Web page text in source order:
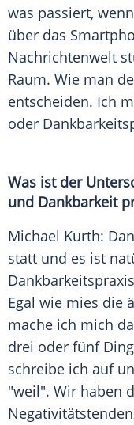
was passiert,
über das
Nachrichtenwelt
Raum. Wie man
entscheiden. Ich
oder
Was ist der
und Dankbarkeit
Michael Kurth:
statt und es ist
Egal wie mies die
mache ich mich
drei oder fünf
schreibe ich auf
"weil". Wir haben